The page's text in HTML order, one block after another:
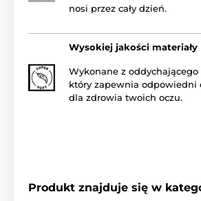
nosi przez cały dzień.
Wysokiej jakości materiały
Wykonane z oddychającego
który zapewnia odpowiedni
dla zdrowia twoich oczu.
Produkt znajduje się w